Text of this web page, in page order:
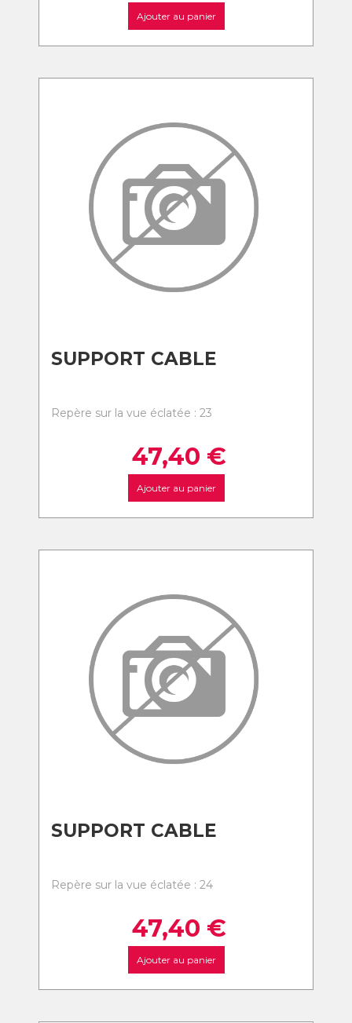
Ajouter au panier
SUPPORT CABLE
Repère sur la vue éclatée : 23
47,40 €
Ajouter au panier
SUPPORT CABLE
Repère sur la vue éclatée : 24
47,40 €
Ajouter au panier